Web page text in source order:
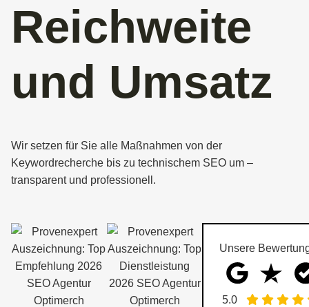
Reichweite
und Umsatz
Wir setzen für Sie alle Maßnahmen von der
Keywordrecherche bis zu technischem SEO um –
transparent und professionell.
Unsere
5.0